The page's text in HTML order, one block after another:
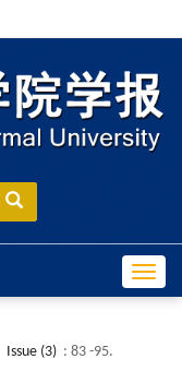
Issue (3) : 83 -95.